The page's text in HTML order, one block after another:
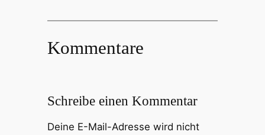
Kommentare
Schreibe einen Kommentar
Deine E-Mail-Adresse wird nicht